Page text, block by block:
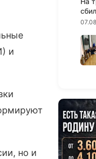
и
но и